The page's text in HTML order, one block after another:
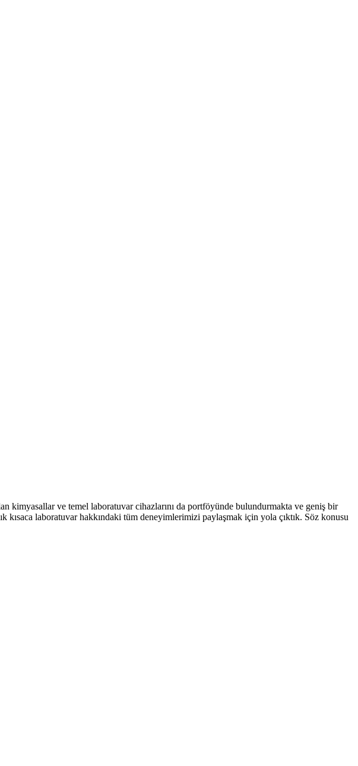
kimyasallar ve temel laboratuvar cihazlarını da portföyünde bulundurmakta ve geniş bir
laboratuvar hakkındaki tüm deneyimlerimizi paylaşmak için yola çıktık. Söz konusu